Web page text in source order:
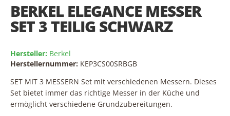
BERKEL ELEGANCE MESSER
SET 3 TEILIG SCHWARZ
Hersteller: Berkel
Herstellernummer: KEP3CS00SRBGB
SET MIT 3 MESSERN Set mit verschiedenen Messern. Dieses
Set bietet immer das richtige Messer in der Küche und
ermöglicht verschiedene Grundzubereitungen.
beginning
of
the
gallery